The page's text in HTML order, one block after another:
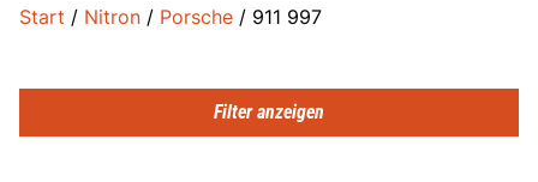
Start / Nitron / Porsche / 911 997
Filter anzeigen